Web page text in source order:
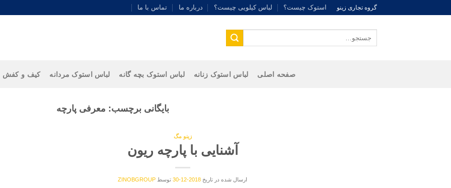
گروه تجاری زینو استوک چیست؟ لباس کیلویی چیست؟ درباره ما تماس با ما
برای:
صفحه اصلی لباس استوک زنانه لباس استوک بچه گانه لباس استوک مردانه کیف و کفش
بایگانی برچسب: معرفی پارچه
زینو مگ
آشنایی با پارچه ریون
ارسال شده در تاریخ 2018-12-30 توسط ZINOBGROUP